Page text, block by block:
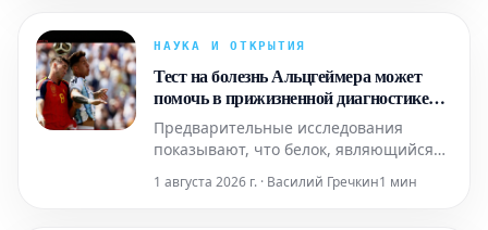
просто выдают готовые ответы,
человеческие навыки.
НАУКА И ОТКРЫТИЯ
Тест на болезнь Альцгеймера может
помочь в прижизненной диагностике
хронической травматической
энцефалопатии (ХТЭ)
Предварительные исследования
показывают, что белок, являющийся
ключевым индикатором болезни
Альцгеймера, может также служить
1 августа 2026 г. · Василий Гречкин1 мин